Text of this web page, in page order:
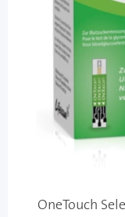
OneTouch